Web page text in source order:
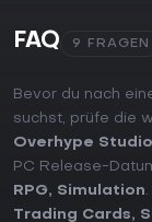
FAQ 9 FRAGEN
Bevor du nach
suchst, prüfe die
Overhype
PC Release-
RPG, Simulation
Trading Cards,